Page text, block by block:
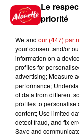
Le
priorité
We and our (447)
your consent and/or
information on a
profiles for
advertising; Measure
performance;
of data from different
profiles to personalise
content; Use limited
detect fraud, and fix
Save and